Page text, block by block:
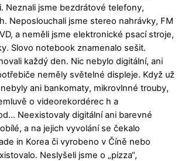
Neznali jsme bezdrátové telefony,
Neposlouchali jsme stereo nahrávky, FM
a neměli jsme elektronické psací stroje,
Slovo notebook znamenalo sešit.
každý den. Nic nebylo digitální, ani
neměly světelné displeje. Když už
ani bankomaty, mikrovlnné trouby,
o videorekordérec h a
Neexistovaly digitální ani barevné
a na jejich vyvolání se čekalo
in Korea či vyrobeno v Číně nebo
Neslyšeli jsme o „pizza“,